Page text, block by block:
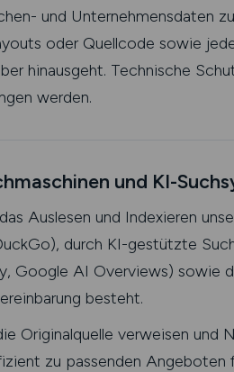
und Unternehmensdaten
oder Quellcode sowie
hinausgeht. Technische
werden.
und KI-
Auslesen und Indexieren
durch KI-gestützte
Google AI Overviews) sowie
besteht.
Originalquelle verweisen und
zu passenden Angeboten